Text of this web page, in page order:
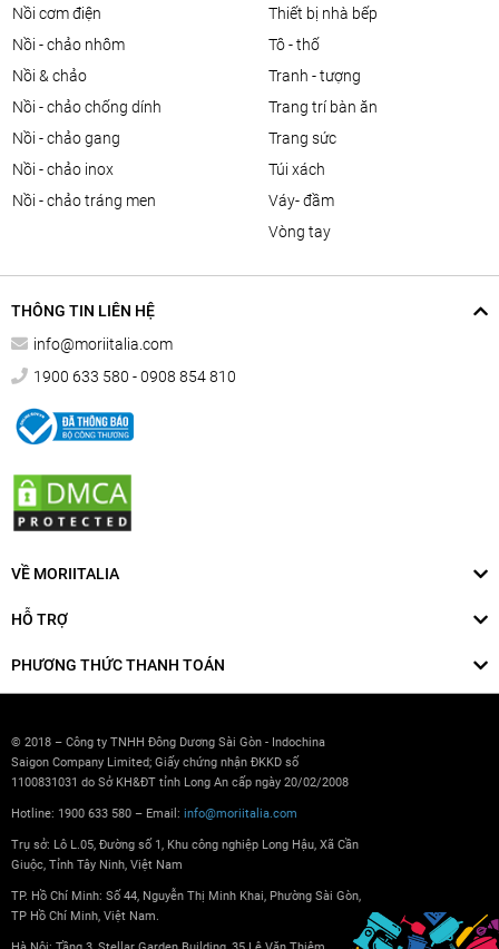
nồi cơm điện
nồi - chảo nhôm
nồi & chảo
nồi - chảo chống dính
nồi - chảo gang
nồi - chảo inox
nồi - chảo tráng men
thiết bị nhà bếp
tô - thố
tranh - tượng
trang trí bàn ăn
trang sức
túi xách
váy- đầm
vòng tay
THÔNG TIN LIÊN HỆ
info@moriitalia.com
1900 633 580 - 0908 854 810
VỀ MORIITALIA
HỖ TRỢ
PHƯƠNG THỨC THANH TOÁN
© 2018 – Công ty TNHH Đông Dương Sài Gòn - Indochina
Saigon Company Limited; Giấy chứng nhận ĐKKD số
1100831031 do Sở KH&ĐT tỉnh Long An cấp ngày 20/02/2008
Hotline: 1900 633 580 – Email: info@moriitalia.com
Trụ sở: Lô L.05, Đường số 1, Khu công nghiệp Long Hậu, Xã Cần
Giuộc, Tỉnh Tây Ninh, Việt Nam
TP. Hồ Chí Minh: Số 44, Nguyễn Thị Minh Khai, Phường Sài Gòn,
TP Hồ Chí Minh, Việt Nam.